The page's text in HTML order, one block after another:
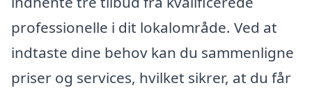
professionelle i dit lokalområde. Ved at
indtaste dine behov kan du sammenligne
priser og services, hvilket sikrer, at du får